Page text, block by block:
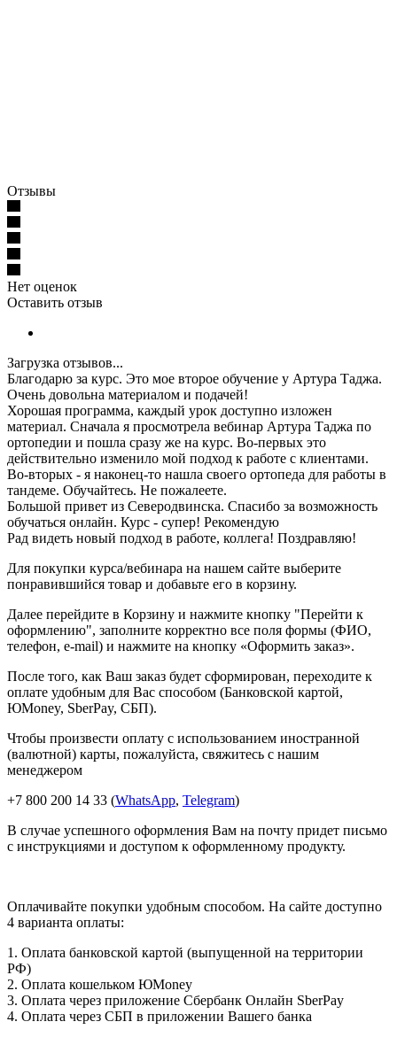
Отзывы
Нет оценок
Оставить отзыв
Загрузка отзывов...
Благодарю за курс. Это мое второе обучение у Артура Таджа.
Очень довольна материалом и подачей!
Хорошая программа, каждый урок доступно изложен
материал. Сначала я просмотрела вебинар Артура Таджа по
ортопедии и пошла сразу же на курс. Во-первых это
действительно изменило мой подход к работе с клиентами.
Во-вторых - я наконец-то нашла своего ортопеда для работы в
тандеме. Обучайтесь. Не пожалеете.
Большой привет из Северодвинска. Спасибо за возможность
обучаться онлайн. Курс - супер! Рекомендую
Рад видеть новый подход в работе, коллега! Поздравляю!
Для покупки курса/вебинара на нашем сайте выберите
понравившийся товар и добавьте его в корзину.
Далее перейдите в Корзину и нажмите кнопку "Перейти к
оформлению", заполните корректно все поля формы (ФИО,
телефон, e-mail) и нажмите на кнопку «Оформить заказ».
После того, как Ваш заказ будет сформирован, переходите к
оплате удобным для Вас способом (Банковской картой,
ЮMoney, SberPay, СБП).
Чтобы произвести оплату с использованием иностранной
(валютной) карты, пожалуйста, свяжитесь с нашим
менеджером
+7 800 200 14 33 (WhatsApp, Telegram)
В случае успешного оформления Вам на почту придет письмо
с инструкциями и доступом к оформленному продукту.
Оплачивайте покупки удобным способом. На сайте доступно
4 варианта оплаты:
1. Оплата банковской картой (выпущенной на территории
РФ)
2. Оплата кошельком ЮMoney
3. Оплата через приложение Сбербанк Онлайн SberPay
4. Оплата через СБП в приложении Вашего банка